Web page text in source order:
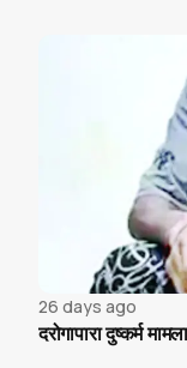
26 days ago
दरोगापारा दुष्कर्म